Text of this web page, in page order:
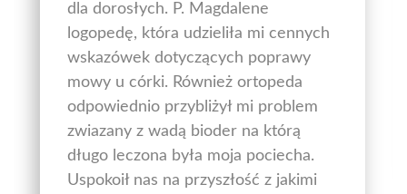
dla dorosłych. P. Magdalene
logopedę, która udzieliła mi cennych
wskazówek dotyczących poprawy
mowy u córki. Również ortopeda
odpowiednio przybliżył mi problem
zwiazany z wadą bioder na którą
długo leczona była moja pociecha.
Uspokoił nas na przyszłość z jakimi